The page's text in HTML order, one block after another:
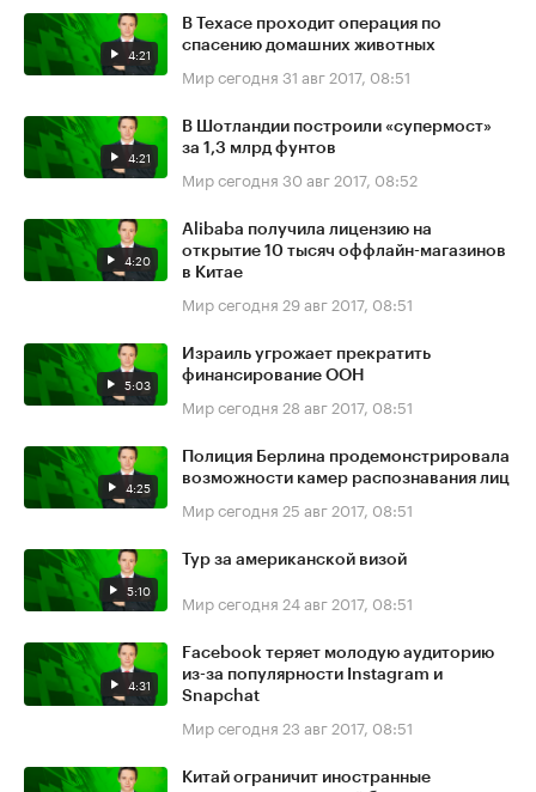
4:21
В Техасе проходит операция по
спасению домашних животных
Мир сегодня 31 авг 2017, 08:51
4:21
В Шотландии построили «супермост»
за 1,3 млрд фунтов
Мир сегодня 30 авг 2017, 08:52
4:20
Alibaba получила лицензию на
открытие 10 тысяч оффлайн-магазинов
в Китае
Мир сегодня 29 авг 2017, 08:51
5:03
Израиль угрожает прекратить
финансирование ООН
Мир сегодня 28 авг 2017, 08:51
4:25
Полиция Берлина продемонстрировала
возможности камер распознавания лиц
Мир сегодня 25 авг 2017, 08:51
5:10
Тур за американской визой
Мир сегодня 24 авг 2017, 08:51
4:31
Facebook теряет молодую аудиторию
из-за популярности Instagram и
Snapchat
Мир сегодня 23 авг 2017, 08:51
Китай ограничит иностранные